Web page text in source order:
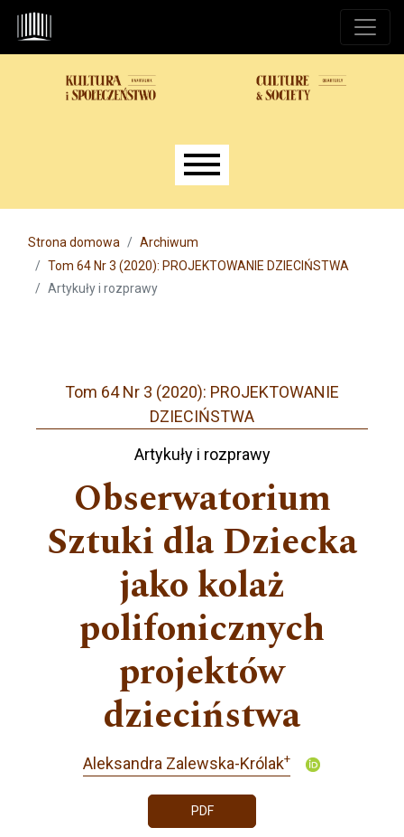
Przejdź do głównego menu
Przejdź do sekcji głównej
Przejdź do stopki
Main menu
Strona domowa
Archiwum
Tom 64 Nr 3 (2020): PROJEKTOWANIE DZIECIŃSTWA
Artykuły i rozprawy
Tom 64 Nr 3 (2020): PROJEKTOWANIE
DZIECIŃSTWA
Artykuły i rozprawy
Obserwatorium
Sztuki dla Dziecka
jako kolaż
polifonicznych
projektów
dzieciństwa
Aleksandra Zalewska-Królak+
PDF